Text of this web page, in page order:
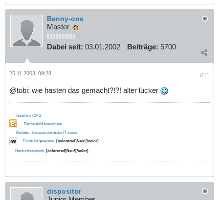
Benny-one
Master
Dabei seit: 03.01.2002 Beiträge: 5700
#11
25.11.2003, 09:28
@tobi: wie hasten das gemacht?!?! alter lucker
Sunshine CMS
BannerAdManagement
Borlabs - because we make IT easier
Formulargenerator [color=red]Neu![/color]
Herkunftsstatistik [color=red]Neu![/color]
dispositor